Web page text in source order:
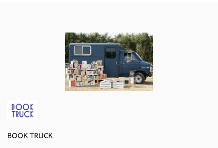
BOOK TRUCK